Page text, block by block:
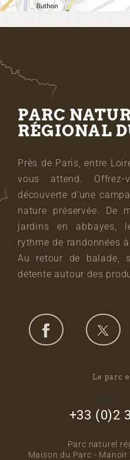
PARC
RÉGIONAL
Près de Paris, entre
vous attend.
découverte d’une
nature préservée. De
jardins en abbayes,
rythme de randonnées
Au retour de balade,
détente autour des
Le parc
+33 (0)2
Parc naturel
Maison du Parc -